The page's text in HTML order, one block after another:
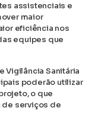
assistenciais e
maior
eficiência nos
equipes que
Vigilância Sanitária
poderão utilizar
o que
de serviços de